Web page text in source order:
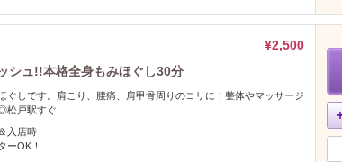
¥2,500
シュ!!本格全身もみほぐし30分
ぐしです。肩こり、腰痛、肩甲骨周りのコリに！整体やマッサージ
松戸駅すぐ
入店時
ーOK！